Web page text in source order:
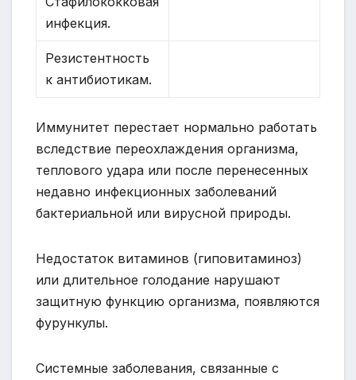
инфекция.
Резистентность
к антибиотикам.
Иммунитет перестает нормально работать
вследствие переохлаждения организма,
теплового удара или после перенесенных
недавно инфекционных заболеваний
бактериальной или вирусной природы.
Недостаток витаминов (гиповитаминоз)
или длительное голодание нарушают
защитную функцию организма, появляются
фурункулы.
Системные заболевания, связанные с